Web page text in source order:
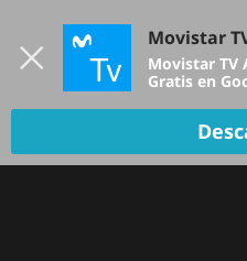
Movistar
Movistar TV
Gratis en